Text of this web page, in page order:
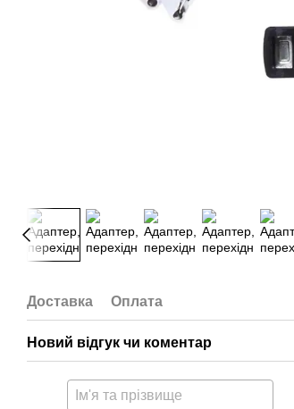
Доставка Оплата
Новий відгук чи коментар